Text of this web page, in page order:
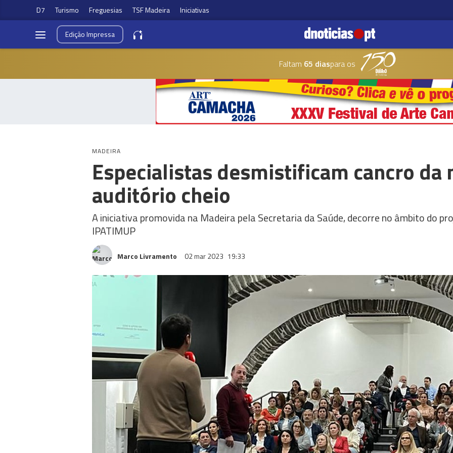
D7 Turismo Freguesias TSF Madeira Iniciativas
EdiçãoImpressa
Faltam 65 diaspara os
MADEIRA
Especialistas desmistificam cancro da
auditório cheio
A iniciativa promovida na Madeira pela Secretaria da Saúde, decorre no âmbito do
IPATIMUP
Marco Livramento 02 mar 2023 19:33